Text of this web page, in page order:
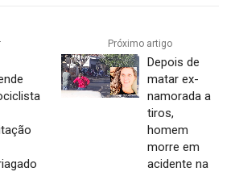
Próximo artigo
Depois de
matar ex-
namorada a
tiros,
homem
morre em
acidente na